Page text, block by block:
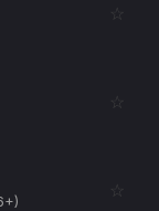
☆
☆
☆